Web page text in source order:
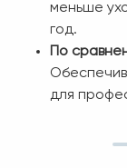
меньше
год.
По
для